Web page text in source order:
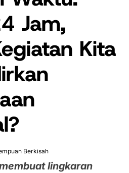
Jam,
Kita
Berkisah
lingkaran